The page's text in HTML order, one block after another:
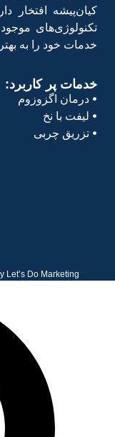
کیان‌پیشه افتخار
تکنولوژی‌های
خدمات خود را به
خدمات پر کاربرد:
درمان اگزوزوم
لیفت با نخ
تزریق چربی
Let’s Do Marketing